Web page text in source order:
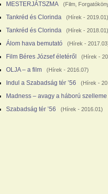
MESTERJÁTSZMA
(Film
Tankréd és Clorinda (Hírek - 2019.01)
Tankréd és Clorinda (Hírek - 2018.01)
Álom hava bemutató (Hírek -
Film Béres József életéről (Hírek -
OLJA – a film (Hírek - 2016.07)
Indul a Szabadság tér ’56 (Hírek -
Madness – avagy a háború szelleme
Szabadság tér ’56
(Hírek - 2016.01)